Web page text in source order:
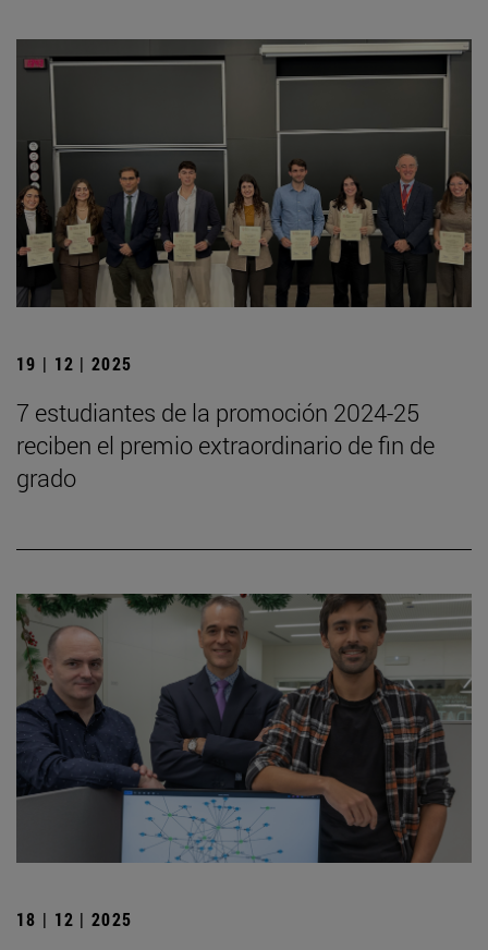
19 | 12 | 2025
7 estudiantes de la promoción 2024-25
reciben el premio extraordinario de fin de
grado
18 | 12 | 2025